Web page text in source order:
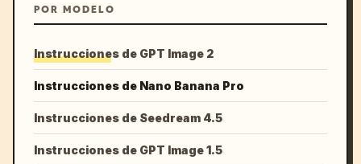
POR MODELO
Instrucciones de GPT Image 2
Instrucciones de Nano Banana Pro
Instrucciones de Seedream 4.5
Instrucciones de GPT Image 1.5